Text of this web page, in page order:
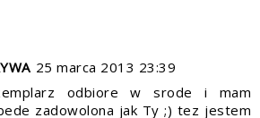
25 marca 2013 23:39
odbiore w srode i mam
zadowolona jak Ty ;) tez jestem